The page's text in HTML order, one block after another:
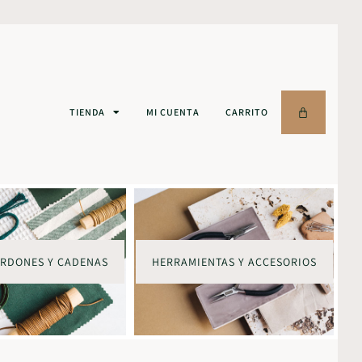
TIENDA MI CUENTA CARRITO
Y CADENAS HERRAMIENTAS Y ACCESORIOS